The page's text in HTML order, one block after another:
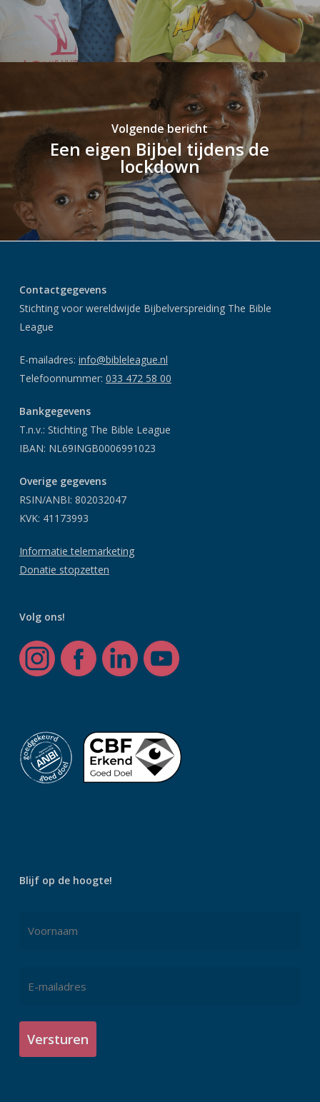
Volgende bericht
Een eigen Bijbel tijdens de
lockdown
Contactgegevens
Stichting voor wereldwijde Bijbelverspreiding The Bible
League
E-mailadres: info@bibleleague.nl
Telefoonnummer: 033 472 58 00
Bankgegevens
T.n.v.: Stichting The Bible League
IBAN: NL69INGB0006991023
Overige gegevens
RSIN/ANBI: 802032047
KVK: 41173993
Informatie telemarketing
Donatie stopzetten
Volg ons!
Blijf op de hoogte!
mailadres